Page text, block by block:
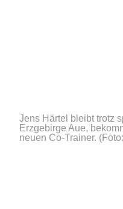
Jens Härtel bleibt trotz
Erzgebirge Aue,
neuen Co-Trainer.